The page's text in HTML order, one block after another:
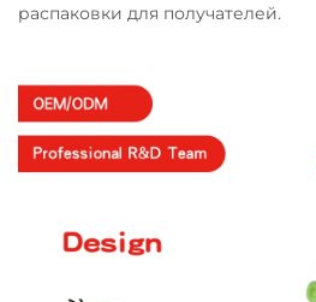
распаковки для получателей.